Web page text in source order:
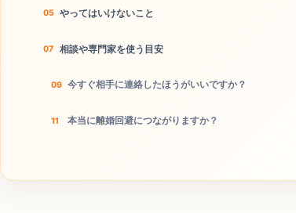
やってはいけないこと
相談や専門家を使う目安
今すぐ相手に連絡したほうがいいですか？
本当に離婚回避につながりますか？